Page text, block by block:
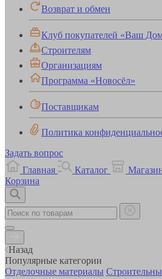
Возврат и обмен
Клуб покупателей «Ваш
Строителям
Организациям
Программа «Новосёл»
Поставщикам
Политика
Задать вопрос
Главная
Каталог
Корзина
Назад
Популярные категории
Отделочные материалы